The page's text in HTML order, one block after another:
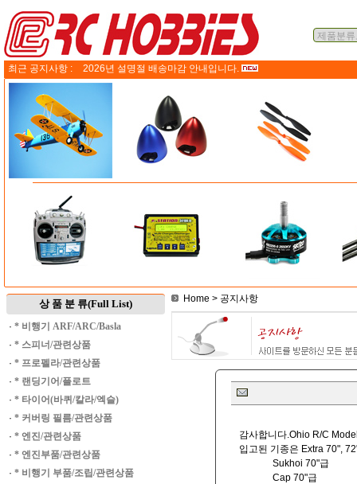
최근 공지사항 : 2026년 설명절 배송마감 안내입니다.
상 품 분 류(Full List)
· * 비행기 ARF/ARC/Basla
· * 스피너/관련상품
· * 프로펠라/관련상품
· * 랜딩기어/플로트
· * 타이어(바퀴/칼라/엑슬)
· * 커버링 필름/관련상품
· * 엔진/관련상품
· * 엔진부품/관련상품
· * 비행기 부품/조립/관련상품
Home > 공지사항
감사합니다.Ohio R/C
입고된 기종은 Extra 70",
Sukhoi 70"급
Cap 70"급